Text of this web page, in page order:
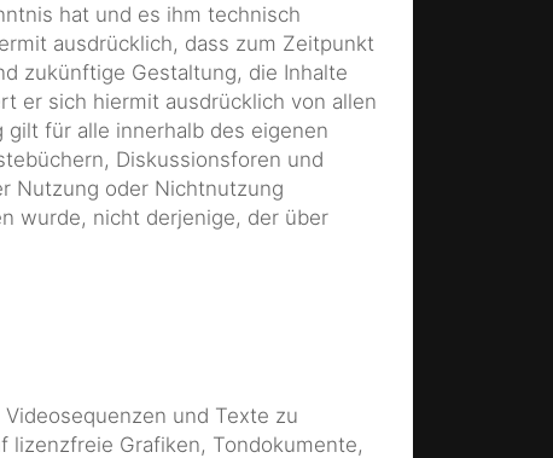
hat und es ihm technisch
ausdrücklich, dass zum Zeitpunkt
zukünftige Gestaltung, die Inhalte
er sich hiermit ausdrücklich von allen
für alle innerhalb des eigenen
Diskussionsforen und
Nutzung oder Nichtnutzung
wurde, nicht derjenige, der über
und Texte zu
lizenzfreie Grafiken, Tondokumente,